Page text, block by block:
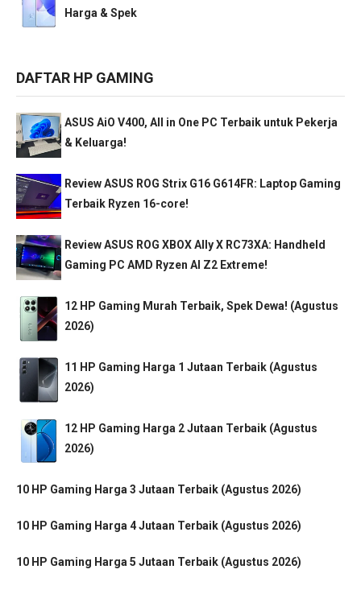
Harga & Spek
DAFTAR HP GAMING
ASUS AiO V400, All in One PC Terbaik untuk Pekerja
& Keluarga!
Review ASUS ROG Strix G16 G614FR: Laptop Gaming
Terbaik Ryzen 16-core!
Review ASUS ROG XBOX Ally X RC73XA: Handheld
Gaming PC AMD Ryzen AI Z2 Extreme!
12 HP Gaming Murah Terbaik, Spek Dewa! (Agustus
2026)
11 HP Gaming Harga 1 Jutaan Terbaik (Agustus
2026)
12 HP Gaming Harga 2 Jutaan Terbaik (Agustus
2026)
10 HP Gaming Harga 3 Jutaan Terbaik (Agustus 2026)
10 HP Gaming Harga 4 Jutaan Terbaik (Agustus 2026)
10 HP Gaming Harga 5 Jutaan Terbaik (Agustus 2026)